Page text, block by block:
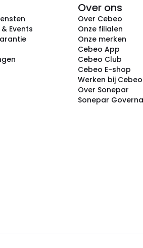
Events
Over ons
Over Cebeo
Onze filialen
Onze merken
Cebeo App
Cebeo Club
Cebeo E-shop
Werken bij Cebeo
Over Sonepar
Sonepar